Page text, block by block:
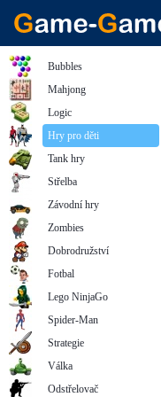
Bubbles
Mahjong
Logic
Hry pro děti
Tank hry
Střelba
Závodní hry
Zombies
Dobrodružství
Fotbal
Lego NinjaGo
Spider-Man
Strategie
Válka
Odstřelovač